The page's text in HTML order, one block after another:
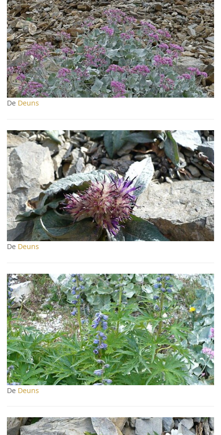
De Deuns
De Deuns
De Deuns